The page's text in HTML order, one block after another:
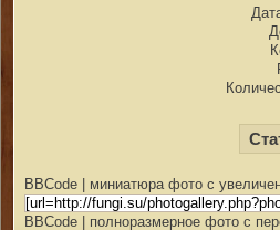
BBCode | миниатюра фото с
BBCode | полноразмерное фото с